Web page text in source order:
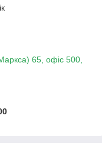
65, офіс 500,